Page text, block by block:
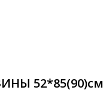
52*85(90)см